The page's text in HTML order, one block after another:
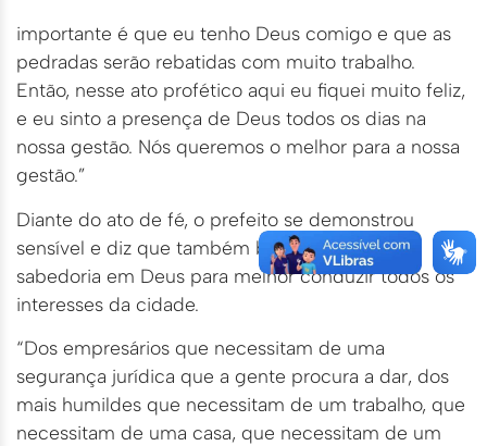
importante é que eu tenho Deus comigo e que as
pedradas serão rebatidas com muito trabalho.
Então, nesse ato profético aqui eu fiquei muito feliz,
e eu sinto a presença de Deus todos os dias na
nossa gestão. Nós queremos o melhor para a nossa
gestão.”
Diante do ato de fé, o prefeito se demonstrou
sensível e diz que também buscou em oração
sabedoria em Deus para melhor conduzir todos os
interesses da cidade.
“Dos empresários que necessitam de uma
segurança jurídica que a gente procura a dar, dos
mais humildes que necessitam de um trabalho, que
necessitam de uma casa, que necessitam de um